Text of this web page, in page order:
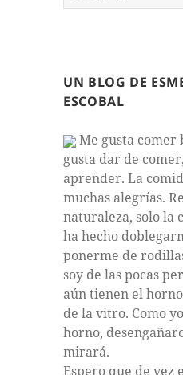
UN BLOG DE
ESCOBAL
Me gusta comer
gusta dar de
aprender. La
muchas alegrías.
naturaleza, solo la
ha hecho
ponerme de
soy de las pocas
aún tienen el
de la vitro. Como
horno,
mirará.
Espero que de vez